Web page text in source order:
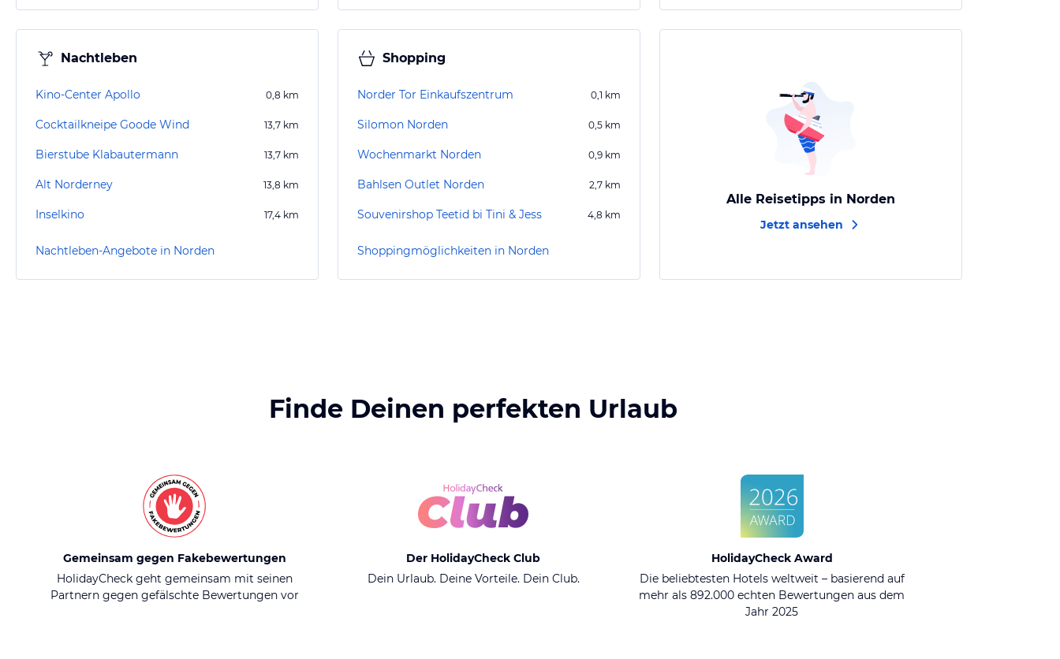
Nachtleben
Kino-Center Apollo 0,8 km
Cocktailkneipe Goode Wind 13,7 km
Bierstube Klabautermann 13,7 km
Alt Norderney 13,8 km
Inselkino 17,4 km
Nachtleben-Angebote in Norden
Shopping
Norder Tor Einkaufszentrum 0,1 km
Silomon Norden 0,5 km
Wochenmarkt Norden 0,9 km
Bahlsen Outlet Norden 2,7 km
Souvenirshop Teetid bi Tini & Jess 4,8 km
Shoppingmöglichkeiten in Norden
Alle Reisetipps in Norden
Jetzt ansehen
Finde Deinen perfekten Urlaub
Gemeinsam gegen Fakebewertungen
HolidayCheck geht gemeinsam mit seinen
Partnern gegen gefälschte Bewertungen vor
Der HolidayCheck Club
Dein Urlaub. Deine Vorteile. Dein Club.
HolidayCheck Award
Die beliebtesten Hotels weltweit – basierend auf
mehr als 892.000 echten Bewertungen aus dem
Jahr 2025